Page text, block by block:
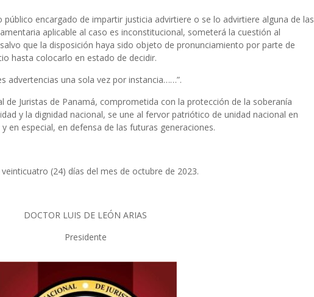
encargado de impartir justicia advirtiere o se lo advirtiere alguna de las
aplicable al caso es inconstitucional, someterá la cuestión al
que la disposición haya sido objeto de pronunciamiento por parte de
hasta colocarlo en estado de decidir.
advertencias una sola vez por instancia……”.
de Juristas de Panamá, comprometida con la protección de la soberanía
y la dignidad nacional, se une al fervor patriótico de unidad nacional en
en especial, en defensa de las futuras generaciones.
(24) días del mes de octubre de 2023.
DOCTOR LUIS DE LEÓN ARIAS
Presidente